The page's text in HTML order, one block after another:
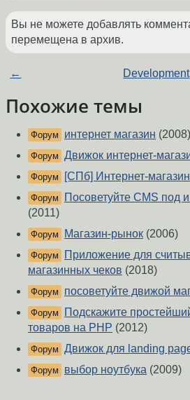
Вы не можете добавлять
перемещена в архив.
← Development
Похожие темы
Форум интернет магазин (2008)
Форум Движок интернет-
Форум [СПб] Интернет-
Форум
Посоветуйте CMS под
(2011)
Форум Магазин-рынок (2006)
Форум
Приложение для
магазинных чеков (2018)
Форум посоветуйте движой
Форум
Подскажите
товаров на PHP (2012)
Форум Движок для landing
Форум выбор ноутбука (2009)